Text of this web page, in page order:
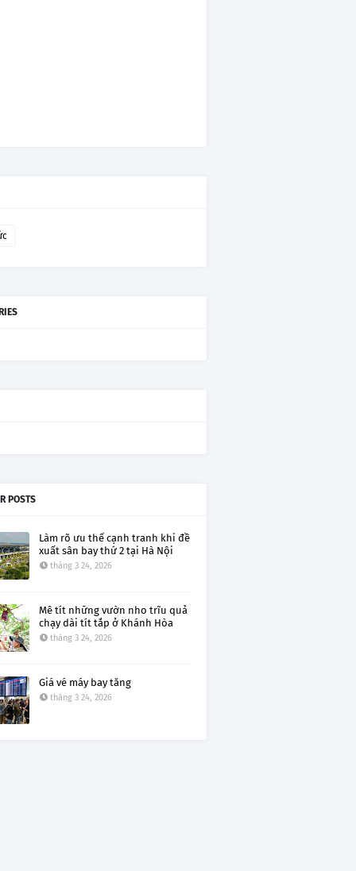
POSTS
Làm rõ ưu thế cạnh tranh khi đề
xuất sân bay thứ 2 tại Hà Nội
tháng 3 24, 2026
Mê tít những vườn nho trĩu quả
chạy dài tít tắp ở Khánh Hòa
tháng 3 24, 2026
Giá vé máy bay tăng
tháng 3 24, 2026